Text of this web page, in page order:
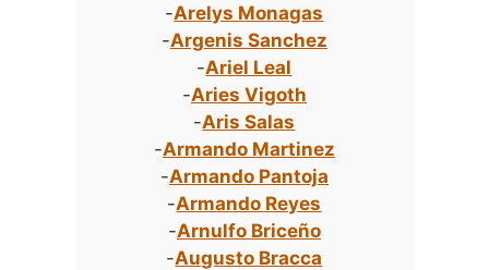
-Arelys Monagas
-Argenis Sanchez
-Ariel Leal
-Aries Vigoth
-Aris Salas
-Armando Martinez
-Armando Pantoja
-Armando Reyes
-Arnulfo Briceño
-Augusto Bracca